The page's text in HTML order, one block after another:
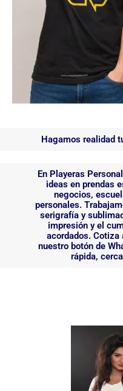
Hagamos realidad
En Playeras
ideas en prendas
negocios,
personales.
serigrafía y
impresión y el
acordados.
nuestro botón de
rápida,